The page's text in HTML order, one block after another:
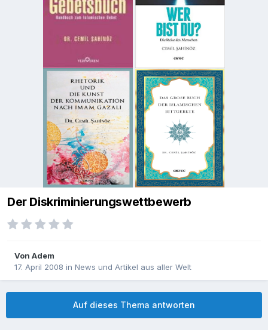
Der Diskriminierungswettbewerb
Von Adem
17. April 2008 in News und Artikel aus aller Welt
Auf dieses Thema antworten